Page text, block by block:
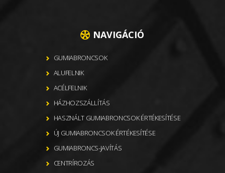
NAVIGÁCIÓ
GUMIABRONCSOK
ALUFELNIK
ACÉLFELNIK
HÁZHOZSZÁLLÍTÁS
HASZNÁLT GUMIABRONCSOK ÉRTÉKESÍTÉSE
ÚJ GUMIABRONCSOK ÉRTÉKESÍTÉSE
GUMIABRONCS-JAVÍTÁS
CENTRÍROZÁS